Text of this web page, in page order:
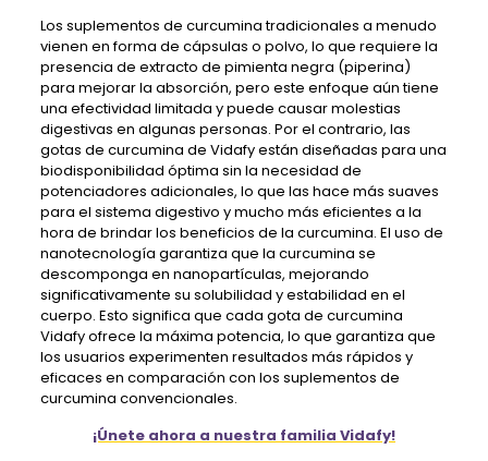
Los suplementos de curcumina tradicionales a menudo
vienen en forma de cápsulas o polvo, lo que requiere la
presencia de extracto de pimienta negra (piperina)
para mejorar la absorción, pero este enfoque aún tiene
una efectividad limitada y puede causar molestias
digestivas en algunas personas. Por el contrario, las
gotas de curcumina de Vidafy están diseñadas para una
biodisponibilidad óptima sin la necesidad de
potenciadores adicionales, lo que las hace más suaves
para el sistema digestivo y mucho más eficientes a la
hora de brindar los beneficios de la curcumina. El uso de
nanotecnología garantiza que la curcumina se
descomponga en nanopartículas, mejorando
significativamente su solubilidad y estabilidad en el
cuerpo. Esto significa que cada gota de curcumina
Vidafy ofrece la máxima potencia, lo que garantiza que
los usuarios experimenten resultados más rápidos y
eficaces en comparación con los suplementos de
curcumina convencionales.
¡Únete ahora a nuestra familia Vidafy!